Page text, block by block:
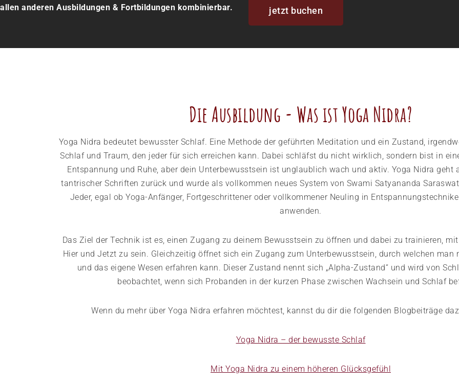
allen anderen Ausbildungen & Fortbildungen kombinierbar.
jetzt buchen
Die Ausbildung - Was ist Yoga Nidra?
Yoga Nidra bedeutet bewusster Schlaf. Eine Methode der geführten Meditation und ein Zustand,
Schlaf und Traum, den jeder für sich erreichen kann. Dabei schläfst du nicht wirklich, sondern bist in
Entspannung und Ruhe, aber dein Unterbewusstsein ist unglaublich wach und aktiv. Yoga Nidra geht
tantrischer Schriften zurück und wurde als vollkommen neues System von Swami Satyananda
Jeder, egal ob Yoga-Anfänger, Fortgeschrittener oder vollkommener Neuling in
anwenden.
Das Ziel der Technik ist es, einen Zugang zu deinem Bewusstsein zu öffnen und dabei zu trainieren,
Hier und Jetzt zu sein. Gleichzeitig öffnet sich ein Zugang zum Unterbewusstsein, durch welchen man
und das eigene Wesen erfahren kann. Dieser Zustand nennt sich „Alpha-Zustand“ und wird von
beobachtet, wenn sich Probanden in der kurzen Phase zwischen Wachsein und Schlaf
Wenn du mehr über Yoga Nidra erfahren möchtest, kannst du dir die folgenden Blogbeiträge
Yoga Nidra – der bewusste Schlaf
Mit Yoga Nidra zu einem höheren Glücksgefühl